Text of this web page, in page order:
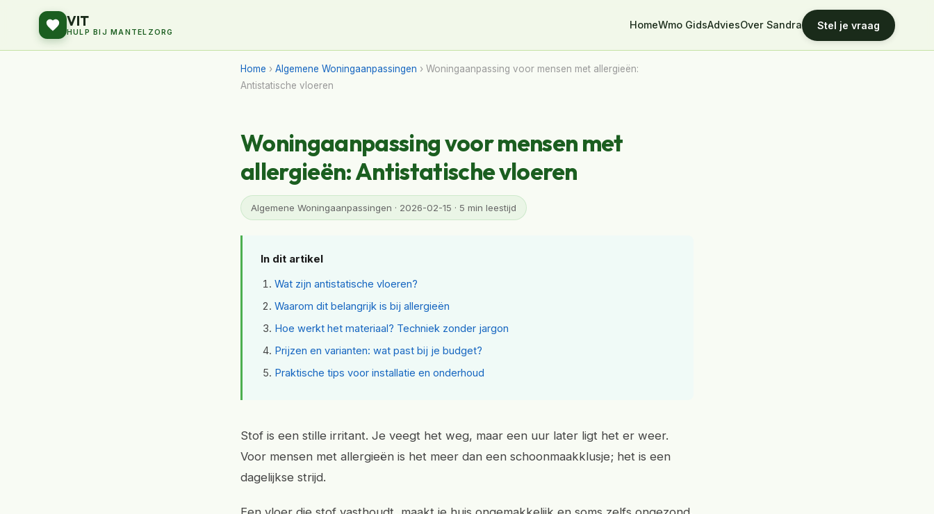
VIT
HULP BIJ MANTELZORG
HomeWmo GidsAdviesOver Sandra Stel je vraag
Home › Algemene Woningaanpassingen › Woningaanpassing voor mensen met allergieën:
Antistatische vloeren
Woningaanpassing voor mensen met
allergieën: Antistatische vloeren
Algemene Woningaanpassingen · 2026-02-15 · 5 min leestijd
In dit artikel
Wat zijn antistatische vloeren?
Waarom dit belangrijk is bij allergieën
Hoe werkt het materiaal? Techniek zonder jargon
Prijzen en varianten: wat past bij je budget?
Praktische tips voor installatie en onderhoud
Stof is een stille irritant. Je veegt het weg, maar een uur later ligt het er weer.
Voor mensen met allergieën is het meer dan een schoonmaakklusje; het is een
dagelijkse strijd.